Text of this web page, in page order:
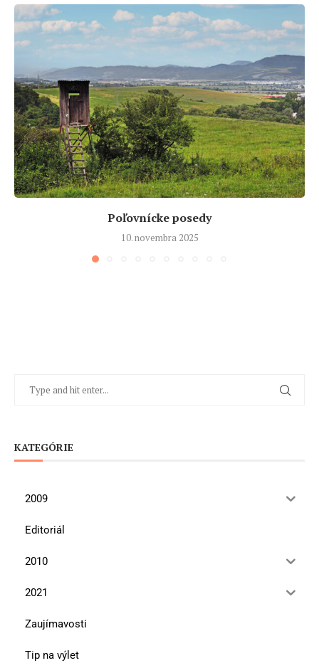
Poľovnícke posedy
10. novembra 2025
KATEGÓRIE
2009
Editoriál
2010
2021
Zaujímavosti
Tip na výlet